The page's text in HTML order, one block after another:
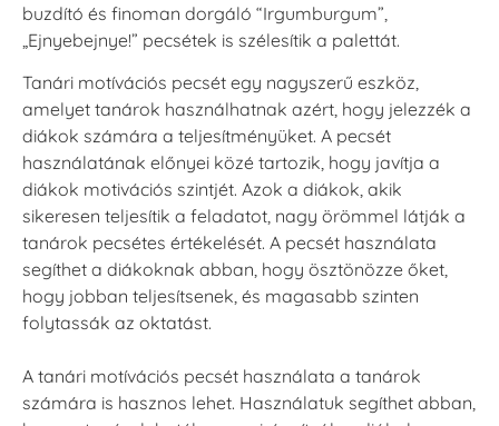
buzdító és finoman dorgáló “Irgumburgum”,
„Ejnyebejnye!” pecsétek is szélesítik a palettát.
Tanári motívációs pecsét egy nagyszerű eszköz,
amelyet tanárok használhatnak azért, hogy jelezzék a
diákok számára a teljesítményüket. A pecsét
használatának előnyei közé tartozik, hogy javítja a
diákok motivációs szintjét. Azok a diákok, akik
sikeresen teljesítik a feladatot, nagy örömmel látják a
tanárok pecsétes értékelését. A pecsét használata
segíthet a diákoknak abban, hogy ösztönözze őket,
hogy jobban teljesítsenek, és magasabb szinten
folytassák az oktatást.
A tanári motívációs pecsét használata a tanárok
számára is hasznos lehet. Használatuk segíthet abban,